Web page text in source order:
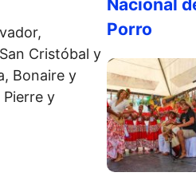
Cristóbal y
Bonaire y
Pierre y
Nacional
Porro